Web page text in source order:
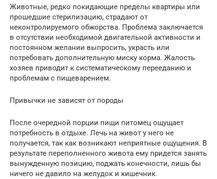
Животные, редко покидающие пределы квартиры или
прошедшие стерилизацию, страдают от
неконтролируемого обжорства. Проблема заключается
в отсутствии необходимой двигательной активности и
постоянном желании выпросить, украсть или
потребовать дополнительную миску корма. Жалость
хозяев приводит к систематическому перееданию и
проблемам с пищеварением.
Привычки не зависят от породы
После очередной порции пищи питомец ощущает
потребность в отдыхе. Лечь на живот у него не
получается, так как возникают неприятные ощущения. В
результате переполненного живота ему придется занять
вынужденную позицию, поджать конечности, лишь бы
ничего не давило на желудок и кишечник.